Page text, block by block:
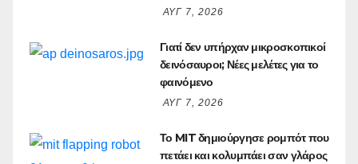
ΑΥΓ 7, 2026
Γιατί δεν υπήρχαν μικροσκοπικοί
δεινόσαυροι; Νέες μελέτες για το
φαινόμενο
ΑΥΓ 7, 2026
Το MIT δημιούργησε ρομπότ που
πετάει και κολυμπάει σαν γλάρος